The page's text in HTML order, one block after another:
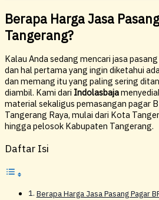
Berapa Harga Jasa
Tangerang?
Kalau Anda sedang mencari jasa
dan hal pertama yang ingin diketahui
dan memang itu yang paling sering
diambil. Kami dari Indolasbaja
material sekaligus pemasangan pagar
Tangerang Raya, mulai dari Kota
hingga pelosok Kabupaten Tangerang.
Daftar Isi
Berapa Harga Jasa Pasang Pagar